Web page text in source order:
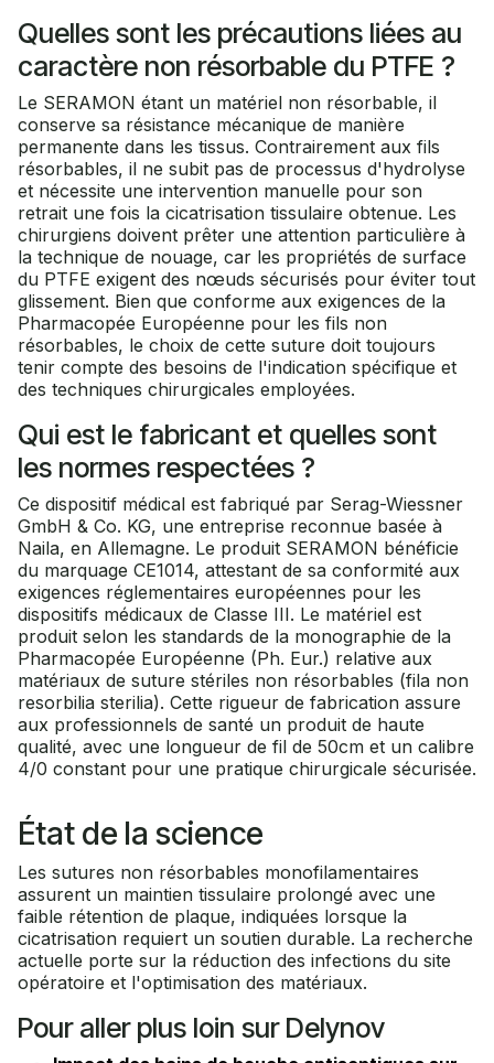
Quelles sont les précautions liées au
caractère non résorbable du PTFE ?
Le SERAMON étant un matériel non résorbable, il
conserve sa résistance mécanique de manière
permanente dans les tissus. Contrairement aux fils
résorbables, il ne subit pas de processus d'hydrolyse
et nécessite une intervention manuelle pour son
retrait une fois la cicatrisation tissulaire obtenue. Les
chirurgiens doivent prêter une attention particulière à
la technique de nouage, car les propriétés de surface
du PTFE exigent des nœuds sécurisés pour éviter tout
glissement. Bien que conforme aux exigences de la
Pharmacopée Européenne pour les fils non
résorbables, le choix de cette suture doit toujours
tenir compte des besoins de l'indication spécifique et
des techniques chirurgicales employées.
Qui est le fabricant et quelles sont
les normes respectées ?
Ce dispositif médical est fabriqué par Serag-Wiessner
GmbH & Co. KG, une entreprise reconnue basée à
Naila, en Allemagne. Le produit SERAMON bénéficie
du marquage CE1014, attestant de sa conformité aux
exigences réglementaires européennes pour les
dispositifs médicaux de Classe III. Le matériel est
produit selon les standards de la monographie de la
Pharmacopée Européenne (Ph. Eur.) relative aux
matériaux de suture stériles non résorbables (fila non
resorbilia sterilia). Cette rigueur de fabrication assure
aux professionnels de santé un produit de haute
qualité, avec une longueur de fil de 50cm et un calibre
4/0 constant pour une pratique chirurgicale sécurisée.
État de la science
Les sutures non résorbables monofilamentaires
assurent un maintien tissulaire prolongé avec une
faible rétention de plaque, indiquées lorsque la
cicatrisation requiert un soutien durable. La recherche
actuelle porte sur la réduction des infections du site
opératoire et l'optimisation des matériaux.
Pour aller plus loin sur Delynov